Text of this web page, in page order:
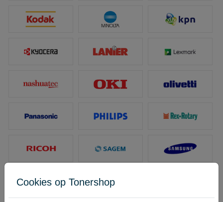
Cookies op Tonershop